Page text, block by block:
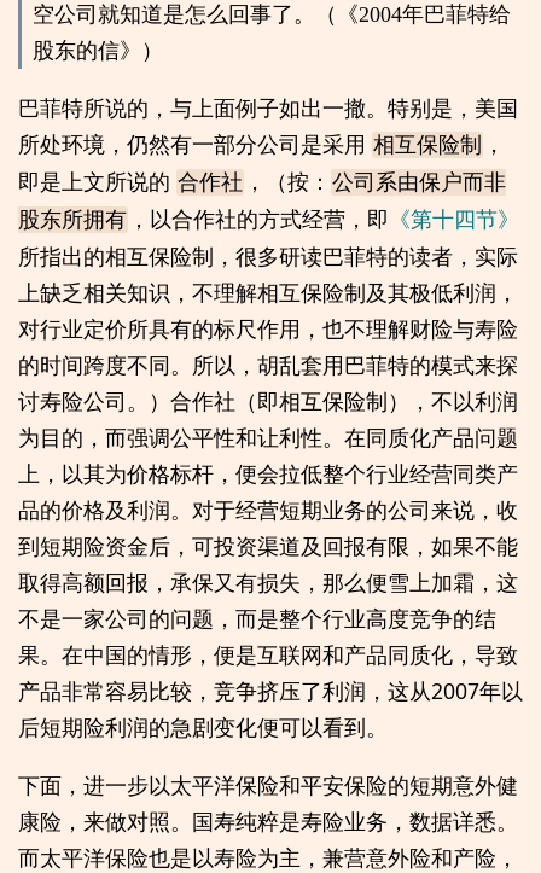
空公司就知道是怎么回事了。（《2004年巴菲特给
股东的信》）
巴菲特所说的，与上面例子如出一撤。特别是，美国
所处环境，仍然有一部分公司是采用 相互保险制
，
即是上文所说的 合作社 ，（按： 公司系由保户而非
股东所拥有 ，以合作社的方式经营，即 《第十四节》
所指出的相互保险制，很多研读巴菲特的读者，实际
上缺乏相关知识，不理解相互保险制及其极低利润，
对行业定价所具有的标尺作用，也不理解财险与寿险
的时间跨度不同。所以，胡乱套用巴菲特的模式来探
讨寿险公司。）合作社（即相互保险制），不以利润
为目的，而强调公平性和让利性。在同质化产品问题
上，以其为价格标杆，便会拉低整个行业经营同类产
品的价格及利润。对于经营短期业务的公司来说，收
到短期险资金后，可投资渠道及回报有限，如果不能
取得高额回报，承保又有损失，那么便雪上加霜，这
不是一家公司的问题，而是整个行业高度竞争的结
果。在中国的情形，便是互联网和产品同质化，导致
产品非常容易比较，竞争挤压了利润，这从2007年以
后短期险利润的急剧变化便可以看到。
下面，进一步以太平洋保险和平安保险的短期意外健
康险，来做对照。国寿纯粹是寿险业务，数据详悉。
而太平洋保险也是以寿险为主，兼营意外险和产险，